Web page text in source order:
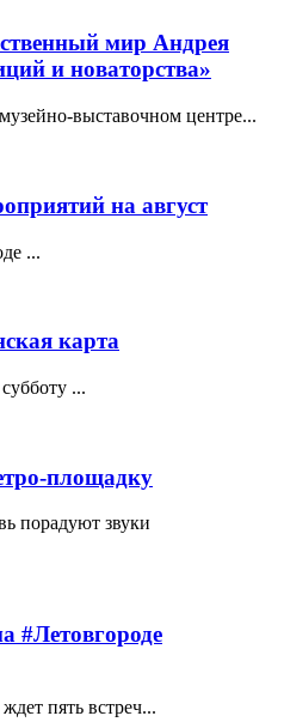
мир Андрея
и новаторства»
выставочном центре...
на август
...
карта
...
площадку
порадуют звуки
#Летовгороде
пять встреч...